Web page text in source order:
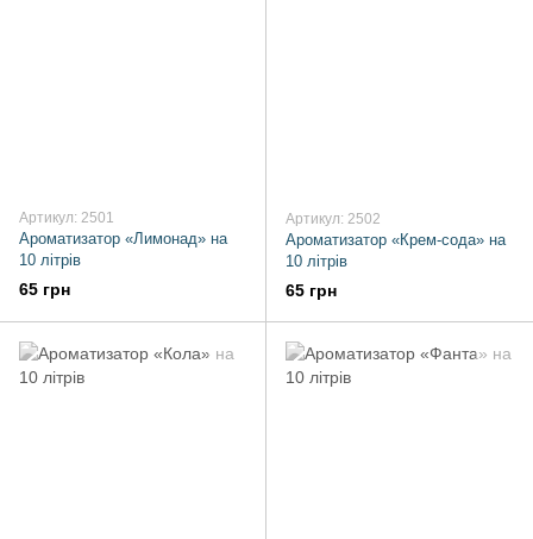
Артикул: 2501
Ароматизатор «Лимонад» на
10 літрів
65 грн
Артикул: 2502
Ароматизатор «Крем-сода» на
10 літрів
65 грн